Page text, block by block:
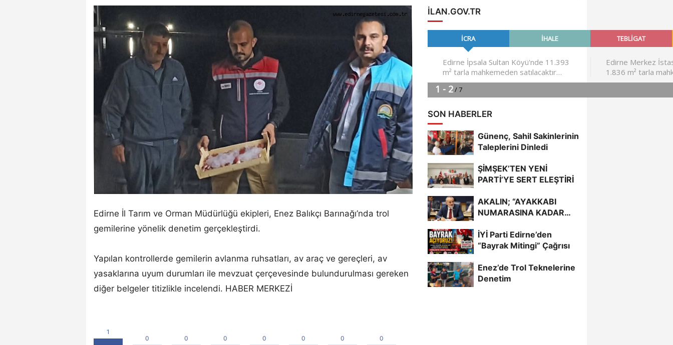
Edirne İl Tarım ve Orman Müdürlüğü ekipleri, Enez Balıkçı Barınağı’nda trol
gemilerine yönelik denetim gerçekleştirdi.
Yapılan kontrollerde gemilerin avlanma ruhsatları, av araç ve gereçleri, av
yasaklarına uyum durumları ile mevzuat çerçevesinde bulundurulması gereken
diğer belgeler titizlikle incelendi. HABER MERKEZİ
ILAN.GOV.TR
SON HABERLER
Günenç, Sahil Sakinlerinin
Taleplerini Dinledi
ŞİMŞEK’TEN YENİ
PARTİ’YE SERT ELEŞTİRİ
AKALIN; “AYAKKABI
NUMARASINA KADAR
ADRESİNİ Mİ
UNUTTUNUZ?”
İYİ Parti Edirne’den
“Bayrak Mitingi” Çağrısı
Enez’de Trol Teknelerine
Denetim